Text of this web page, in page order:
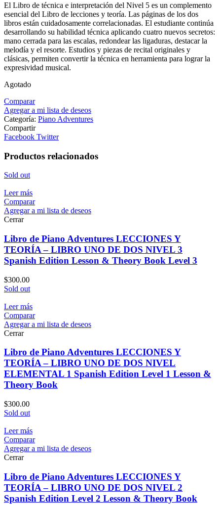
El Libro de técnica e interpretación del Nivel 5 es un complemento
esencial del Libro de lecciones y teoría. Las páginas de los dos
libros están cuidadosamente correlacionadas. El estudiante continúa
desarrollando su habilidad técnica aplicando cuatro nuevos secretos:
mano cerrada para las escalas, redondear las ligaduras, destacar la
melodía y el resorte. Estudios y piezas de recital originales y
clásicas, permiten convertir la técnica en herramienta para lograr la
expresividad musical.
Agotado
Comparar
Agregar a mi lista de deseos
Categoría: Piano Adventures
Compartir
Facebook Twitter
Productos relacionados
Sold out
Leer más
Comparar
Agregar a mi lista de deseos
Cerrar
Libro de Piano Adventures LECCIONES Y
TEORÍA – LIBRO UNO DE DOS NIVEL 3
Spanish Edition Lesson & Theory Book Level 3
$300.00
Sold out
Leer más
Comparar
Agregar a mi lista de deseos
Cerrar
Libro de Piano Adventures LECCIONES Y
TEORÍA – LIBRO UNO DE DOS NIVEL
ELEMENTAL 1 Spanish Edition Level 1 Lesson &
Theory Book
$300.00
Sold out
Leer más
Comparar
Agregar a mi lista de deseos
Cerrar
Libro de Piano Adventures LECCIONES Y
TEORÍA – LIBRO UNO DE DOS NIVEL 2
Spanish Edition Level 2 Lesson & Theory Book